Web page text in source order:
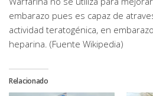
embarazo pues es capaz de
actividad teratogénica, en
heparina. (Fuente Wikipedia)
Relacionado